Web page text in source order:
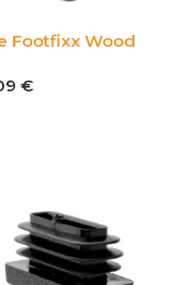
Footfixx Wood
€